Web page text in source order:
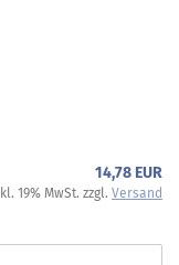
14,78 EUR
19% MwSt. zzgl. Versand